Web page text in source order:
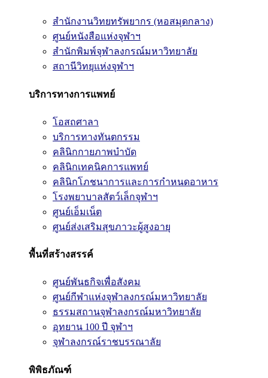
สำนักงานวิทยทรัพยากร (หอสมุดกลาง)
ศูนย์หนังสือแห่งจุฬาฯ
สำนักพิมพ์จุฬาลงกรณ์มหาวิทยาลัย
สถานีวิทยุแห่งจุฬาฯ
บริการทางการแพทย์
โอสถศาลา
บริการทางทันตกรรม
คลินิกกายภาพบำบัด
คลินิกเทคนิคการแพทย์
คลินิกโภชนาการและการกำหนดอาหาร
โรงพยาบาลสัตว์เล็กจุฬาฯ
ศูนย์เอ็มเน็ต
ศูนย์ส่งเสริมสุขภาวะผู้สูงอายุ
พื้นที่สร้างสรรค์
ศูนย์พันธกิจเพื่อสังคม
ศูนย์กีฬาแห่งจุฬาลงกรณ์มหาวิทยาลัย
ธรรมสถานจุฬาลงกรณ์มหาวิทยาลัย
อุทยาน 100 ปี จุฬาฯ
จุฬาลงกรณ์ราชบรรณาลัย
พิพิธภัณฑ์